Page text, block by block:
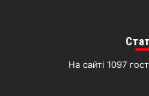
На сайті 1097